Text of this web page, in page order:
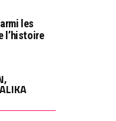
les
l’histoire